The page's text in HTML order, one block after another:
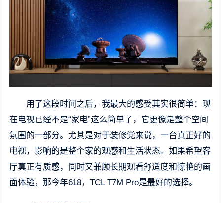
用了这段时间之后，我最大的感受其实很简单：现
在电视已经不是“家电”这么简单了，它更像是整个空间
氛围的一部分。尤其是对于装修党来说，一台真正好的
电视，影响的是整个家的观感和生活状态。如果希望客
厅真正有质感，同时又兼顾长期观看舒适度和惊艳的画
面体验，那今年618，TCL T7M Pro是最好的选择。